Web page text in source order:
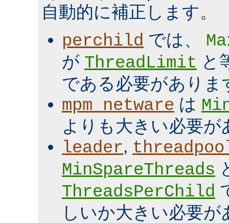
自動的に補正します。
perchild では、
が ThreadLimit と
である必要がありま
mpm_netware は
よりも大きい必要が
leader,
MinSpareThreads
ThreadsPerChild
しいか大きい必要が